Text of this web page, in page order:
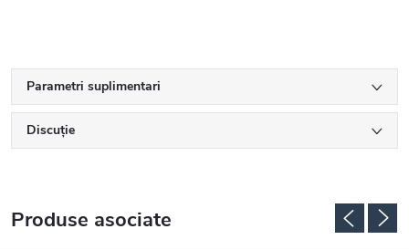
Parametri suplimentari
Discuţie
Produse asociate